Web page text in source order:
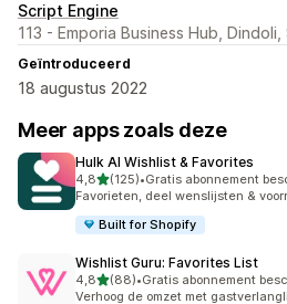
Script Engine
113 - Emporia Business Hub,
Geïntroduceerd
18 augustus 2022
Meer apps zoals deze
Hulk AI Wishlist & Favorites
4,8van 5 sterren
(125)
125 recensies in totaal
•Gratis abonnement
Favorieten, deel wenslijsten &
Built for Shopify
Wishlist Guru: Favorites List
4,8van 5 sterren
(88)
88 recensies in totaal
•Gratis abonnement
Verhoog de omzet met